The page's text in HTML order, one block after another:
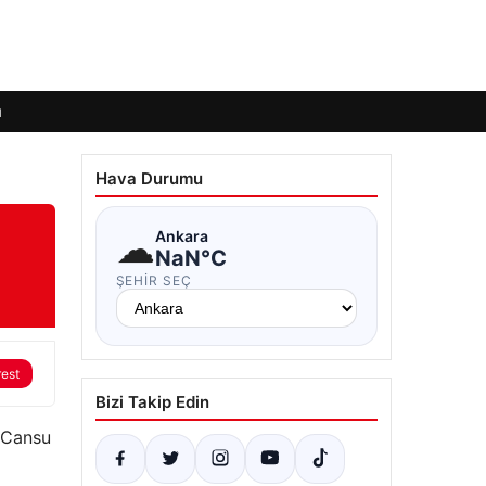
Hava Durumu
☁Ankara
NaN°C
ŞEHIR SEÇ
Bizi Takip Edin